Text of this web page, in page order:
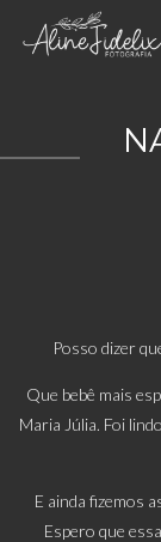
Posso dizer
Que bebê mais
Maria Júlia. Foi
E ainda fizemos
Espero que